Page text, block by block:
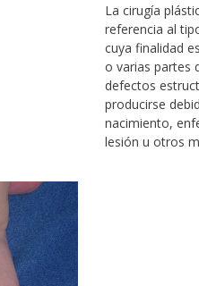
La cirugía
referencia al
cuya finalidad
o varias partes
defectos
producirse
nacimiento,
lesión u otros